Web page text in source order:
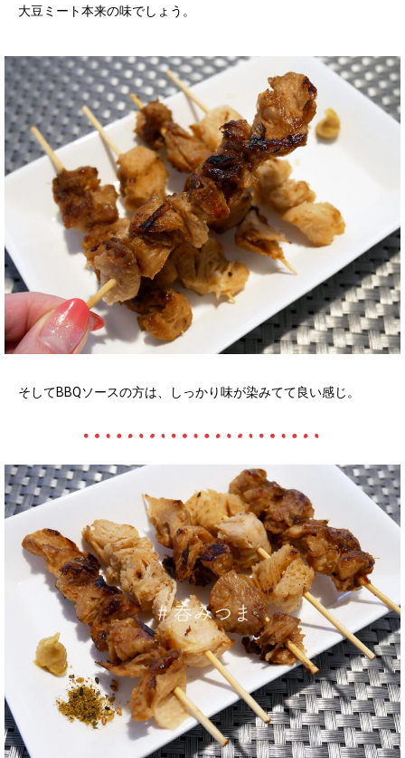
大豆ミート本来の味でしょう。
そしてBBQソースの方は、しっかり味が染みてて良い感じ。